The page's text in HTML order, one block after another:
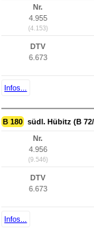
Nr.
4.955
(4.153)
DTV
6.673
Infos...
B 180 südl. Hübitz (B
Nr.
4.956
(9.546)
DTV
6.673
Infos...